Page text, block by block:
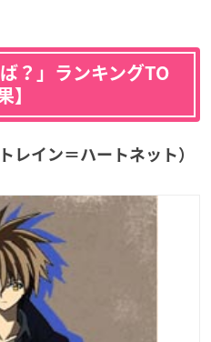
？」ランキングTO
】
レイン＝ハートネット）